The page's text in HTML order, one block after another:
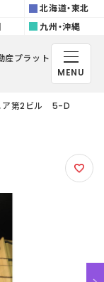
北海道・東北
九州・沖縄
産プラット
MENU
ア第2ビル 5-D